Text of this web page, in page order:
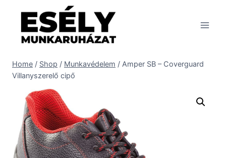
content
Home / Shop / Munkavédelem / Amper SB – Coverguard
Villanyszerelő cipő